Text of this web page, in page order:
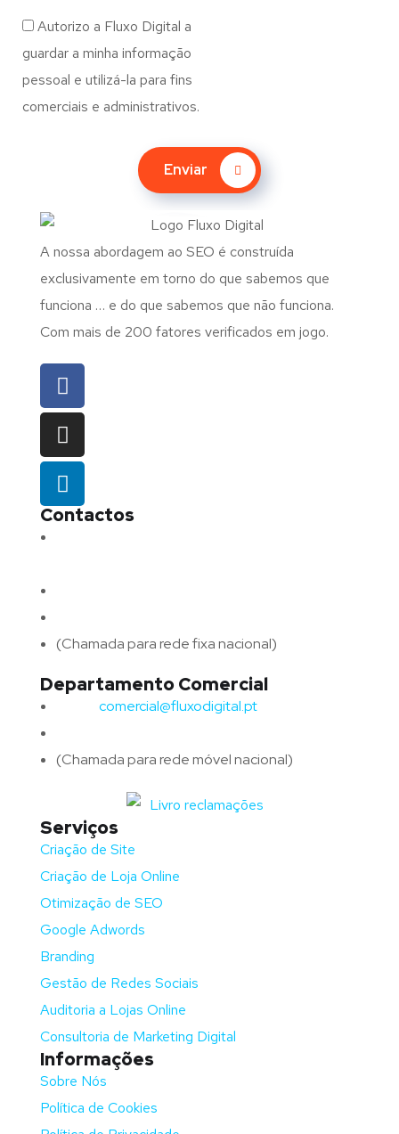
Autorizo a Fluxo Digital a
guardar a minha informação
pessoal e utilizá-la para fins
comerciais e administrativos.
Enviar
A nossa abordagem ao SEO é construída
exclusivamente em torno do que sabemos que
funciona … e do que sabemos que não funciona.
Com mais de 200 fatores verificados em jogo.
Contactos
(Chamada para rede fixa nacional)
Departamento Comercial
comercial@fluxodigital.pt
(Chamada para rede móvel nacional)
Serviços
Criação de Site
Criação de Loja Online
Otimização de SEO
Google Adwords
Branding
Gestão de Redes Sociais
Auditoria a Lojas Online
Consultoria de Marketing Digital
Informações
Sobre Nós
Política de Cookies